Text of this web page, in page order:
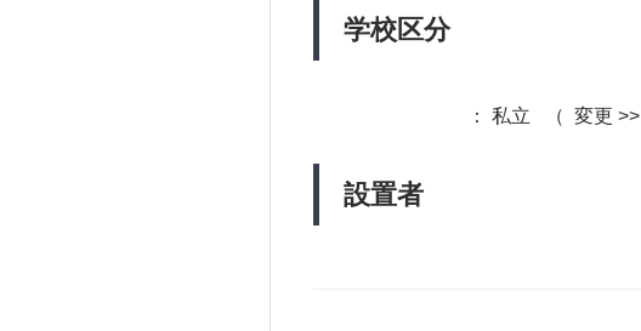
学校区分
設置者
： 私立 （ 変更 >>